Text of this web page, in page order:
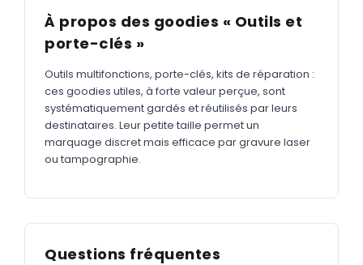
À propos des goodies « Outils et
porte-clés »
Outils multifonctions, porte-clés, kits de réparation :
ces goodies utiles, à forte valeur perçue, sont
systématiquement gardés et réutilisés par leurs
destinataires. Leur petite taille permet un
marquage discret mais efficace par gravure laser
ou tampographie.
Questions fréquentes